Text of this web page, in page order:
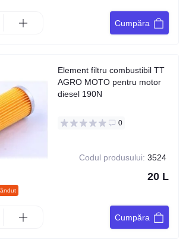
Cumpăra
Element filtru combustibil TT
AGRO MOTO pentru motor
diesel 190N
0
Codul produsului: 3524
20 L
Cumpăra